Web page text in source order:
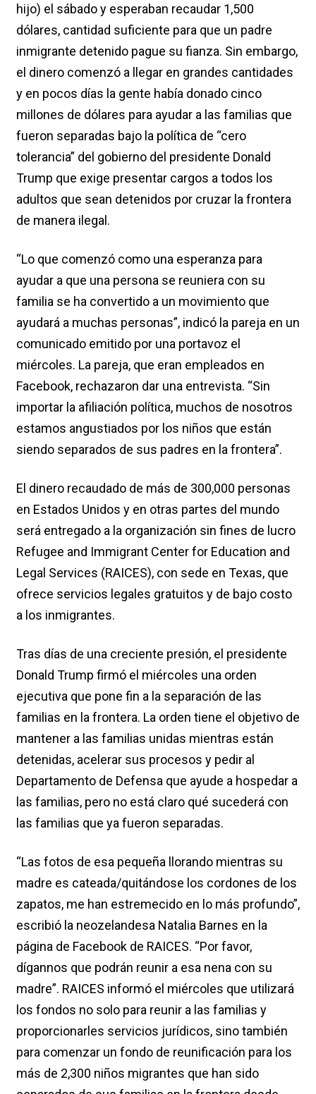
hijo) el sábado y esperaban recaudar 1,500
dólares, cantidad suficiente para que un padre
inmigrante detenido pague su fianza. Sin embargo,
el dinero comenzó a llegar en grandes cantidades
y en pocos días la gente había donado cinco
millones de dólares para ayudar a las familias que
fueron separadas bajo la política de “cero
tolerancia” del gobierno del presidente Donald
Trump que exige presentar cargos a todos los
adultos que sean detenidos por cruzar la frontera
de manera ilegal.
“Lo que comenzó como una esperanza para
ayudar a que una persona se reuniera con su
familia se ha convertido a un movimiento que
ayudará a muchas personas”, indicó la pareja en un
comunicado emitido por una portavoz el
miércoles. La pareja, que eran empleados en
Facebook, rechazaron dar una entrevista. “Sin
importar la afiliación política, muchos de nosotros
estamos angustiados por los niños que están
siendo separados de sus padres en la frontera”.
El dinero recaudado de más de 300,000 personas
en Estados Unidos y en otras partes del mundo
será entregado a la organización sin fines de lucro
Refugee and Immigrant Center for Education and
Legal Services (RAICES), con sede en Texas, que
ofrece servicios legales gratuitos y de bajo costo
a los inmigrantes.
Tras días de una creciente presión, el presidente
Donald Trump firmó el miércoles una orden
ejecutiva que pone fin a la separación de las
familias en la frontera. La orden tiene el objetivo de
mantener a las familias unidas mientras están
detenidas, acelerar sus procesos y pedir al
Departamento de Defensa que ayude a hospedar a
las familias, pero no está claro qué sucederá con
las familias que ya fueron separadas.
“Las fotos de esa pequeña llorando mientras su
madre es cateada/quitándose los cordones de los
zapatos, me han estremecido en lo más profundo”,
escribió la neozelandesa Natalia Barnes en la
página de Facebook de RAICES. “Por favor,
dígannos que podrán reunir a esa nena con su
madre”. RAICES informó el miércoles que utilizará
los fondos no solo para reunir a las familias y
proporcionarles servicios jurídicos, sino también
para comenzar un fondo de reunificación para los
más de 2,300 niños migrantes que han sido